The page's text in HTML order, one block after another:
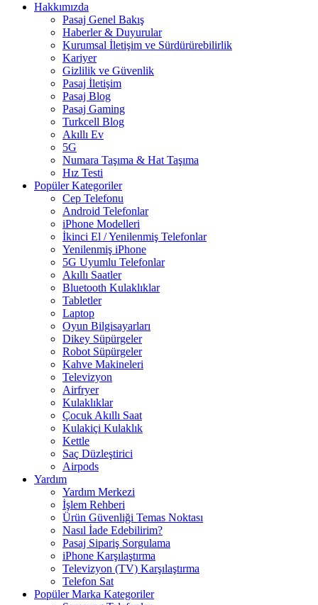
Hakkımızda
Pasaj Genel Bakış
Haberler & Duyurular
Kurumsal İletişim ve Sürdürürebilirlik
Kariyer
Gizlilik ve Güvenlik
Pasaj İletişim
Pasaj Blog
Pasaj Gaming
Turkcell Blog
Akıllı Ev
5G
Numara Taşıma & Hat Taşıma
Hız Testi
Popüler Kategoriler
Cep Telefonu
Android Telefonlar
iPhone Modelleri
İkinci El / Yenilenmiş Telefonlar
Yenilenmiş iPhone
5G Uyumlu Telefonlar
Akıllı Saatler
Bluetooth Kulaklıklar
Tabletler
Laptop
Oyun Bilgisayarları
Dikey Süpürgeler
Robot Süpürgeler
Kahve Makineleri
Televizyon
Airfryer
Kulaklıklar
Çocuk Akıllı Saat
Kulakiçi Kulaklık
Kettle
Saç Düzleştirici
Airpods
Yardım
Yardım Merkezi
İşlem Rehberi
Ürün Güvenliği Temas Noktası
Nasıl İade Edebilirim?
Pasaj Sipariş Sorgulama
iPhone Karşılaştırma
Televizyon (TV) Karşılaştırma
Telefon Sat
Popüler Marka Kategoriler